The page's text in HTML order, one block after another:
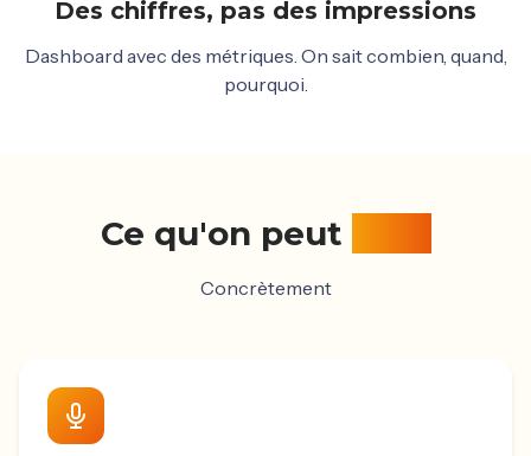
Des chiffres, pas des impressions
Dashboard avec des métriques. On sait combien, quand,
pourquoi.
Ce qu'on peut
Concrètement